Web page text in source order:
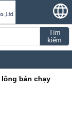
Tìm
kiếm
lông bán chạy